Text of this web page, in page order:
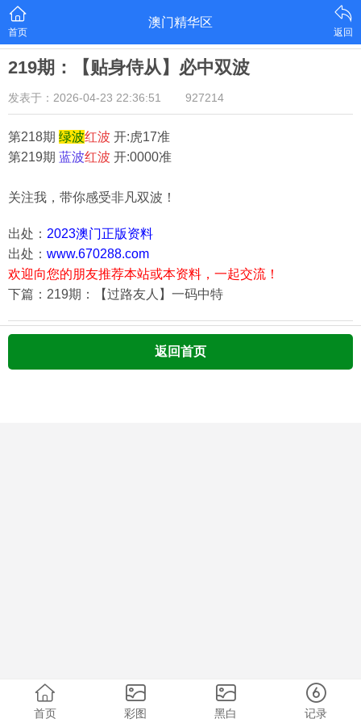
首页
澳门精华区
返回
219期：【贴身侍从】必中双波
发表于：2026-04-23 22:36:51 927214
第218期 绿波红波 开:虎17准
第219期 蓝波红波 开:0000准
关注我，带你感受非凡双波！
出处： 2023澳门正版资料
出处： www.670288.com
欢迎向您的朋友推荐本站或本资料，一起交流！
下篇：219期：【过路友人】一码中特
返回首页
首页 彩图 黑白 记录